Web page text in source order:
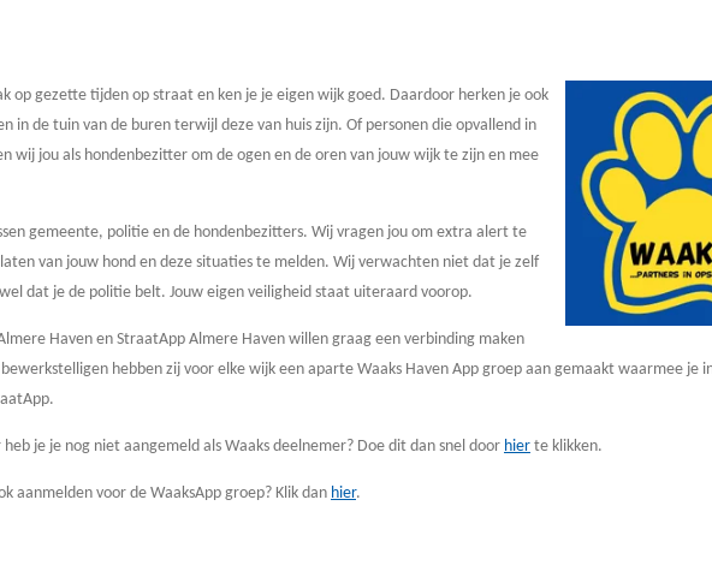
op gezette tijden op straat en ken je je eigen wijk goed. Daardoor herken je ook
in de tuin van de buren terwijl deze van huis zijn. Of personen die opvallend in
wij jou als hondenbezitter om de ogen en de oren van jouw wijk te zijn en mee
gemeente, politie en de hondenbezitters. Wij vragen jou om extra alert te
van jouw hond en deze situaties te melden. Wij verwachten niet dat je zelf
dat je de politie belt. Jouw eigen veiligheid staat uiteraard voorop.
Haven en StraatApp Almere Haven willen graag een verbinding maken
hebben zij voor elke wijk een aparte Waaks Haven App groep aan gemaakt waarmee je
je je nog niet aangemeld als Waaks deelnemer? Doe dit dan snel door hier te klikken.
aanmelden voor de WaaksApp groep? Klik dan hier.